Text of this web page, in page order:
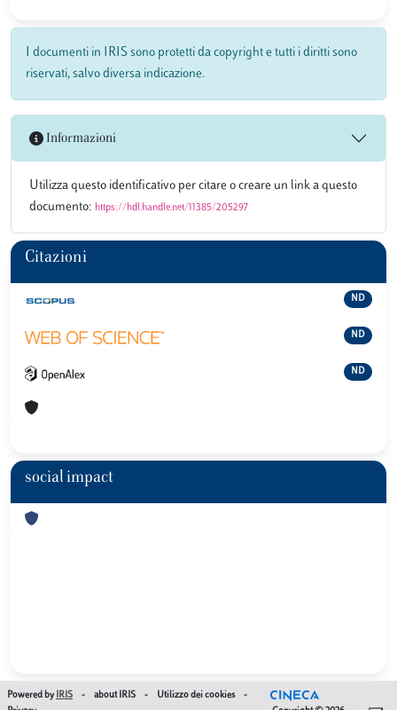
I documenti in IRIS sono protetti da copyright e tutti i diritti sono
riservati, salvo diversa indicazione.
Informazioni
Utilizza questo identificativo per citare o creare un link a questo
documento: https://hdl.handle.net/11385/205297
Citazioni
ND
ND
ND
social impact
Powered by IRIS - about IRIS - Utilizzo dei cookies
-